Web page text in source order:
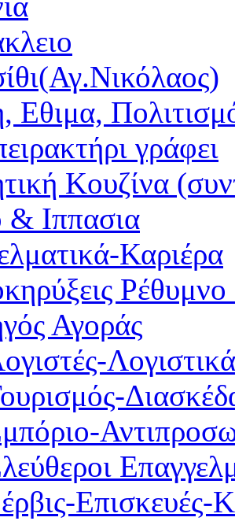
Εθιμα,
γράφει
Κουζίνα
Ιππασια
Καριέρα
Αγοράς
Επισκευές-